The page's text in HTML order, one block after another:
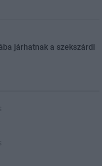
járhatnak a szekszárdi